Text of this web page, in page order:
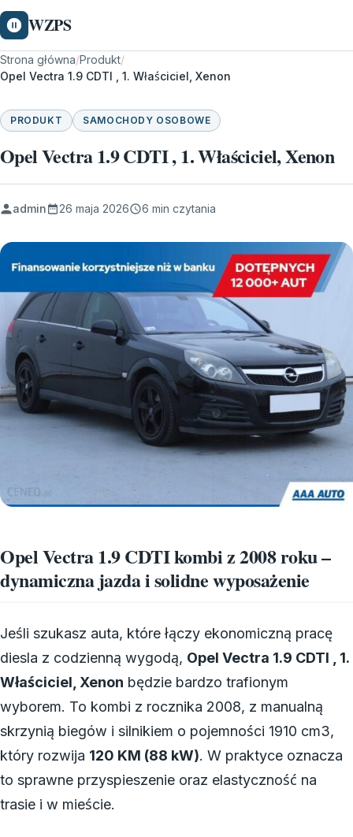
WZPS
Strona główna/Produkt/
Opel Vectra 1.9 CDTI , 1. Właściciel, Xenon
PRODUKT SAMOCHODY OSOBOWE
Opel Vectra 1.9 CDTI , 1. Właściciel, Xenon
admin 26 maja 2026 6 min czytania
Opel Vectra 1.9 CDTI kombi z 2008 roku –
dynamiczna jazda i solidne wyposażenie
Jeśli szukasz auta, które łączy ekonomiczną pracę
diesla z codzienną wygodą, Opel Vectra 1.9 CDTI , 1.
Właściciel, Xenon będzie bardzo trafionym
wyborem. To kombi z rocznika 2008, z manualną
skrzynią biegów i silnikiem o pojemności 1910 cm3,
który rozwija 120 KM (88 kW). W praktyce oznacza
to sprawne przyspieszenie oraz elastyczność na
trasie i w mieście.